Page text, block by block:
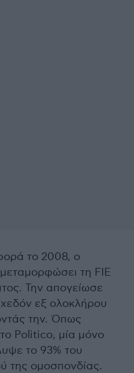
το 2008, ο
τη FIE
Την απογείωσε
εξ ολοκλήρου
την. Όπως
Politico, μία μόνο
το 93% του
της ομοσπονδίας.